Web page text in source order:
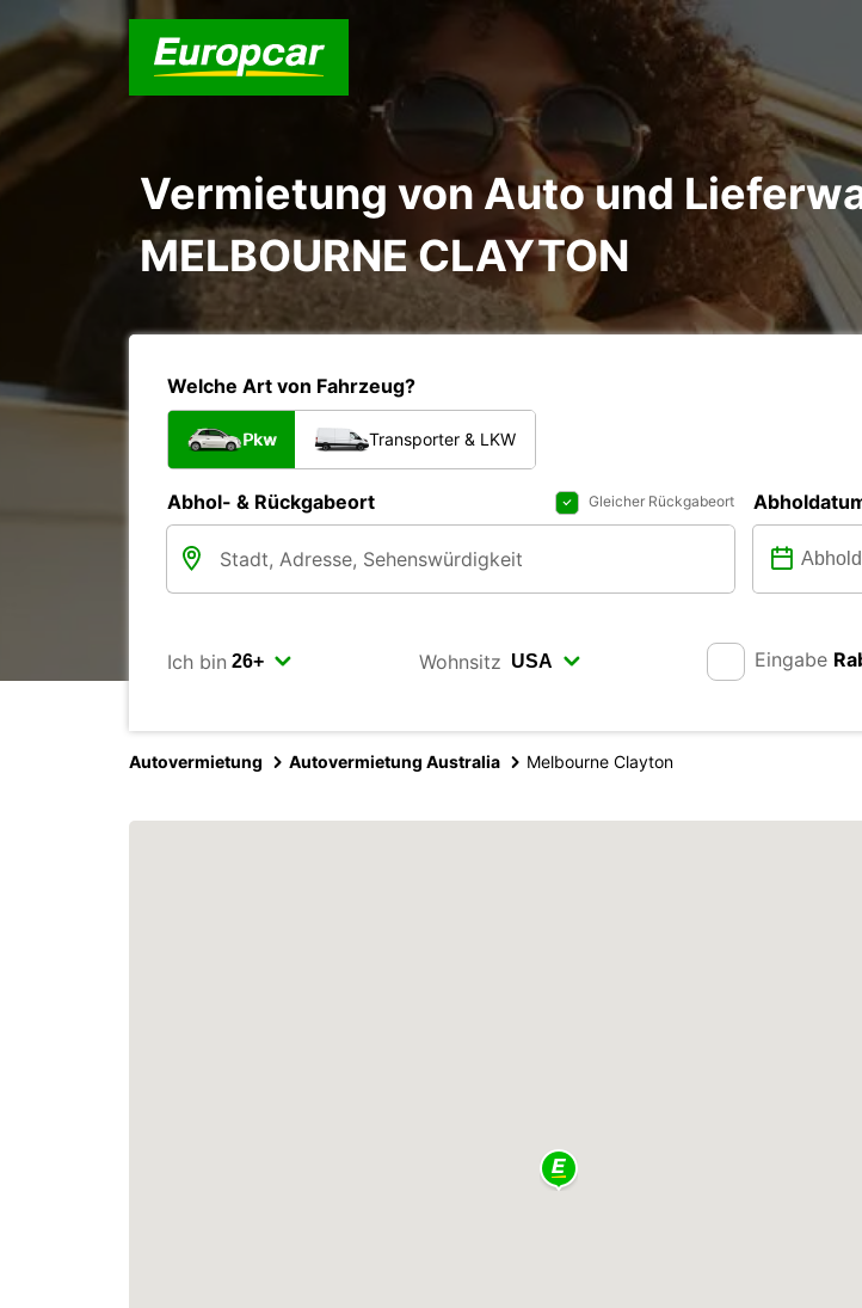
Vermietung von Auto und
MELBOURNE CLAYTON
Welche Art von Fahrzeug?
Pkw Transporter & LKW
Abhol- & Rückgabeort Gleicher Rückgabeort
Ich bin Wohnsitz Eingabe
Autovermietung Autovermietung Australia Melbourne Clayton